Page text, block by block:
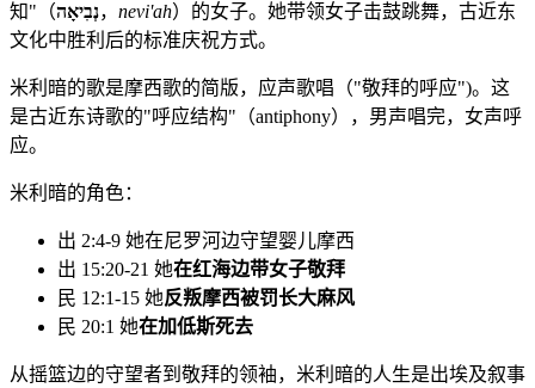
知"（נְבִיאָה， nevi'ah）的女子。她带领女子击鼓跳舞，古近东
文化中胜利后的标准庆祝方式。
米利暗的歌是摩西歌的简版，应声歌唱（"敬拜的呼应")。这
是古近东诗歌的"呼应结构"（antiphony），男声唱完，女声呼
应。
米利暗的角色：
出 2:4-9 她在尼罗河边守望婴儿摩西
出 15:20-21 她在红海边带女子敬拜
民 12:1-15 她反叛摩西被罚长大麻风
民 20:1 她在加低斯死去
从摇篮边的守望者到敬拜的领袖，米利暗的人生是出埃及叙事